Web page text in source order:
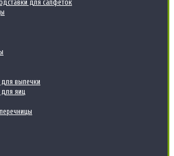
для салфеток
выпечки
яиц